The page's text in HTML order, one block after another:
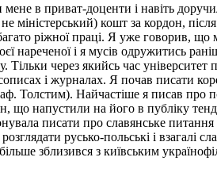
в приват-доценти і навіть
міністерський) кошт за кордон,
ріжної праці. Я уже говорив, що
нареченої і я мусів одружитись
через якийсь час
і журналах. Я почав писати
Толстим). Найчастіше я писав про
що напустили на його в публіку
писати про славянське
русько-польські і взагалі
зблизився з київським